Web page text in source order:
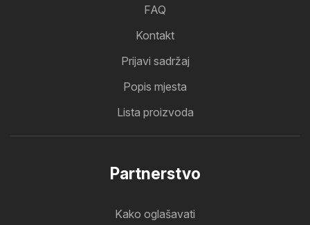
FAQ
Kontakt
Prijavi sadržaj
Popis mjesta
Lista proizvoda
Partnerstvo
Kako oglašavati